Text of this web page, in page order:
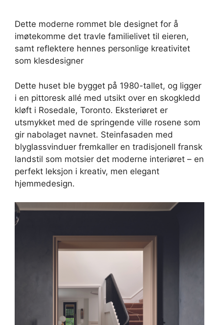
Dette moderne rommet ble designet for å
imøtekomme det travle familielivet til eieren,
samt reflektere hennes personlige kreativitet
som klesdesigner
Dette huset ble bygget på 1980-tallet, og ligger
i en pittoresk allé med utsikt over en skogkledd
kløft i Rosedale, Toronto. Eksteriøret er
utsmykket med de springende ville rosene som
gir nabolaget navnet. Steinfasaden med
blyglassvinduer fremkaller en tradisjonell fransk
landstil som motsier det moderne interiøret – en
perfekt leksjon i kreativ, men elegant
hjemmedesign.